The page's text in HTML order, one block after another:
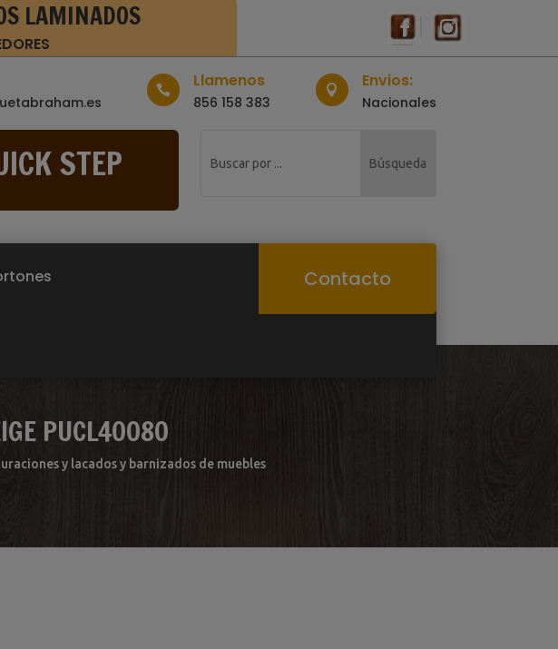
LAMINADOS
 Llamenos
856 158 383
 Envios:
Nacionales
STEP
Contacto
PUCL40080
y lacados y barnizados de muebles